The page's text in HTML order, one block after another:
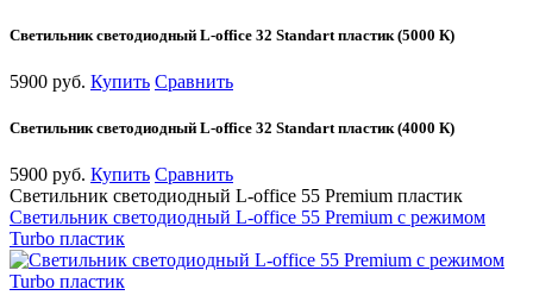
Светильник светодиодный L-office 32 Standart пластик (5000 К)
5900 руб. Купить Сравнить
Светильник светодиодный L-office 32 Standart пластик (4000 К)
5900 руб. Купить Сравнить
Светильник светодиодный L-office 55 Premium пластик
Светильник светодиодный L-office 55 Premium с режимом
Turbo пластик